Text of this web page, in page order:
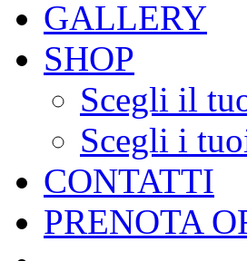
GALLERY
SHOP
Scegli il
Scegli i
CONTATTI
PRENOTA